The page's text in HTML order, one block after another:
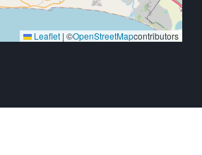
Leaflet | ©OpenStreetMapcontributors